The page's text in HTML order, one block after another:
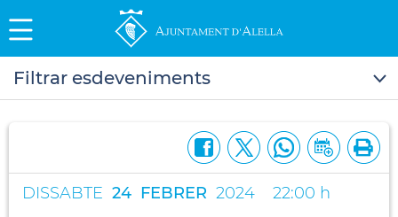
Filtrar esdeveniments
DISSABTE 24 FEBRER 2024 22:00 h